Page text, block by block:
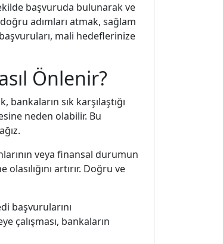
başvuruda bulunarak ve
adımları atmak, sağlam
mali hedeflerinize
Önlenir?
sık karşılaştığı
neden olabilir. Bu
veya finansal durumun
artırır. Doğru ve
başvurularını
çalışması, bankaların